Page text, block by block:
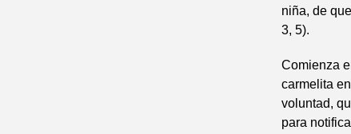
niña, de
3, 5).
Comienza
carmelita
voluntad,
para